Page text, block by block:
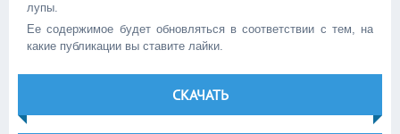
лупы.
Ее содержимое будет обновляться в соответствии с тем, на
какие публикации вы ставите лайки.
СКАЧАТЬ